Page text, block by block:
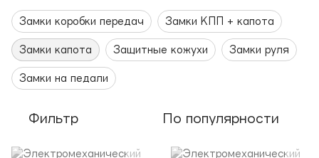
Замки коробки передач Замки КПП + капота
Замки капота Защитные кожухи Замки руля
Замки на педали
Фильтр По популярности